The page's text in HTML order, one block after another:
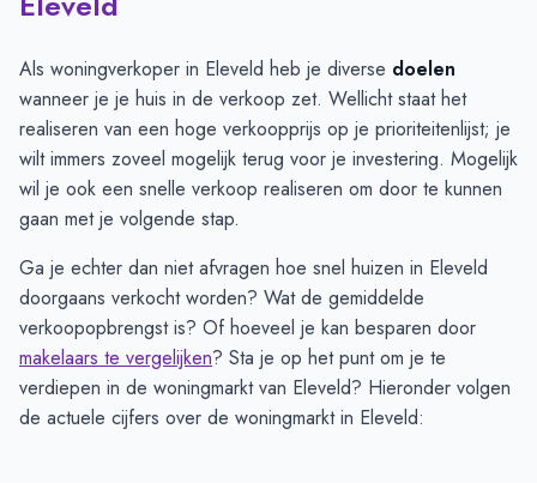
Als woningverkoper in Eleveld heb je diverse doelen
wanneer je je huis in de verkoop zet. Wellicht staat het
realiseren van een hoge verkoopprijs op je prioriteitenlijst; je
wilt immers zoveel mogelijk terug voor je investering. Mogelijk
wil je ook een snelle verkoop realiseren om door te kunnen
gaan met je volgende stap.
Ga je echter dan niet afvragen hoe snel huizen in Eleveld
doorgaans verkocht worden? Wat de gemiddelde
verkoopopbrengst is? Of hoeveel je kan besparen door
makelaars te vergelijken? Sta je op het punt om je te
verdiepen in de woningmarkt van Eleveld? Hieronder volgen
de actuele cijfers over de woningmarkt in Eleveld: